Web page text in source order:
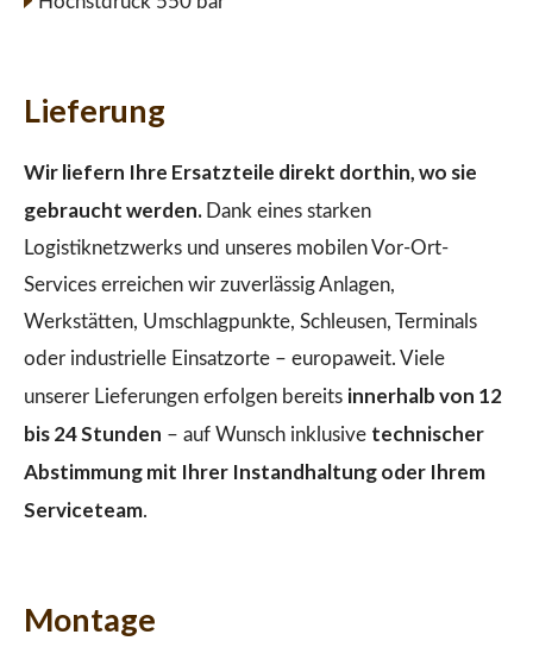
Lieferung
Wir liefern Ihre Ersatzteile direkt dorthin, wo sie
gebraucht werden. Dank eines starken
Logistiknetzwerks und unseres mobilen Vor-Ort-
Services erreichen wir zuverlässig Anlagen,
Werkstätten, Umschlagpunkte, Schleusen, Terminals
oder industrielle Einsatzorte – europaweit. Viele
unserer Lieferungen erfolgen bereits innerhalb von 12
bis 24 Stunden – auf Wunsch inklusive technischer
Abstimmung mit Ihrer Instandhaltung oder Ihrem
Serviceteam.
Montage